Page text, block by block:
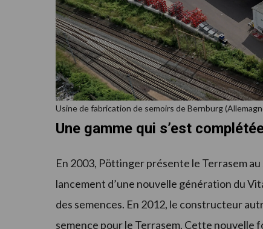
Usine de fabrication de semoirs de Bernburg
Une gamme qui s’est
En 2003, Pöttinger présente le Terrasem
lancement d’une nouvelle génération du
des semences. En 2012, le constructeur
semence pour le Terrasem. Cette nouvelle